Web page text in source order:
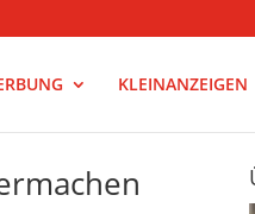
KLEINANZEIGEN